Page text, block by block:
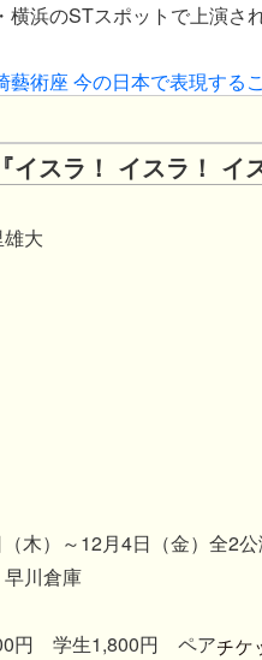
横浜のSTスポットで上演され
藝術座 今の日本で表現する
イスラ！ イスラ！ イ
大
木）～12月4日（金）全2
川倉庫
円 学生1,800円 ペア